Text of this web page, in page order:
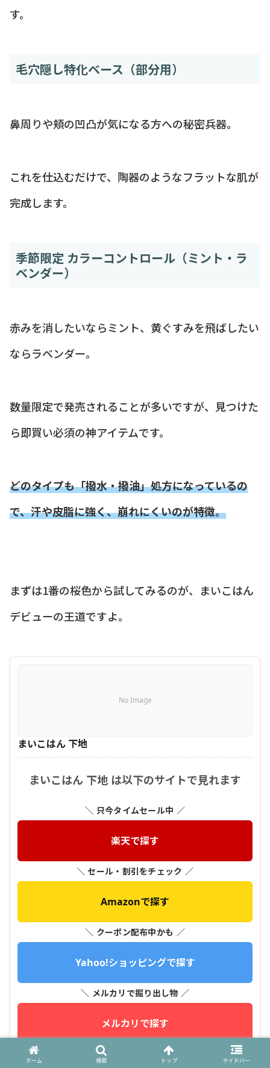
す。
毛穴隠し特化ベース（部分用）
鼻周りや頬の凹凸が気になる方への秘密兵器。
これを仕込むだけで、陶器のようなフラットな肌が
完成します。
季節限定 カラーコントロール（ミント・ラ
ベンダー）
赤みを消したいならミント、黄ぐすみを飛ばしたい
ならラベンダー。
数量限定で発売されることが多いですが、見つけた
ら即買い必須の神アイテムです。
どのタイプも「撥水・撥油」処方になっているの
で、汗や皮脂に強く、崩れにくいのが特徴。
まずは1番の桜色から試してみるのが、まいこはん
デビューの王道ですよ。
No Image
まいこはん 下地
まいこはん 下地 は以下のサイトで見れます
＼ 只今タイムセール中 ／
楽天で探す
＼ セール・割引をチェック ／
Amazonで探す
＼ クーポン配布中かも ／
Yahoo!ショッピングで探す
＼ メルカリで掘り出し物 ／
メルカリで探す
＼ メガ割・クーポンをチェック ／
ホーム 検索 トップ サイドバー